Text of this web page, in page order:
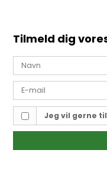
Tilmeld dig
Jeg vil gerne